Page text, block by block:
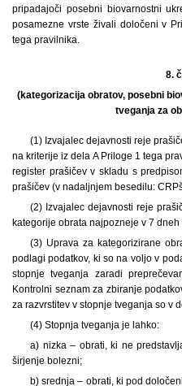
pripadajoči posebni biovarnostni
posamezne vrste živali določeni v
tega pravilnika.
8.
(kategorizacija obratov, posebni
tveganja za
(1) Izvajalec dejavnosti reje
na kriterije iz dela A Priloge 1 tega
register prašičev v skladu s
prašičev (v nadaljnjem besedilu:
(2) Izvajalec dejavnosti reje
kategorije obrata najpozneje v 7
(3) Uprava za kategorizirane
podlagi podatkov, ki so na voljo v
stopnje tveganja zaradi
Kontrolni seznam za zbiranje
za razvrstitev v stopnje tveganja so v
(4) Stopnja tveganja je lahko:
a) nizka – obrati, ki ne
širjenje bolezni;
b) srednja – obrati, ki pod